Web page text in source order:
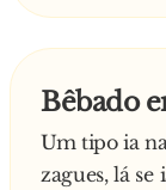
A mendiga
- Mas o seu
fedorenta…
Responde a
- Não faz
a outro
- My name is
my
nor sisters!
Bêbado
Um tipo ia
zagues, lá